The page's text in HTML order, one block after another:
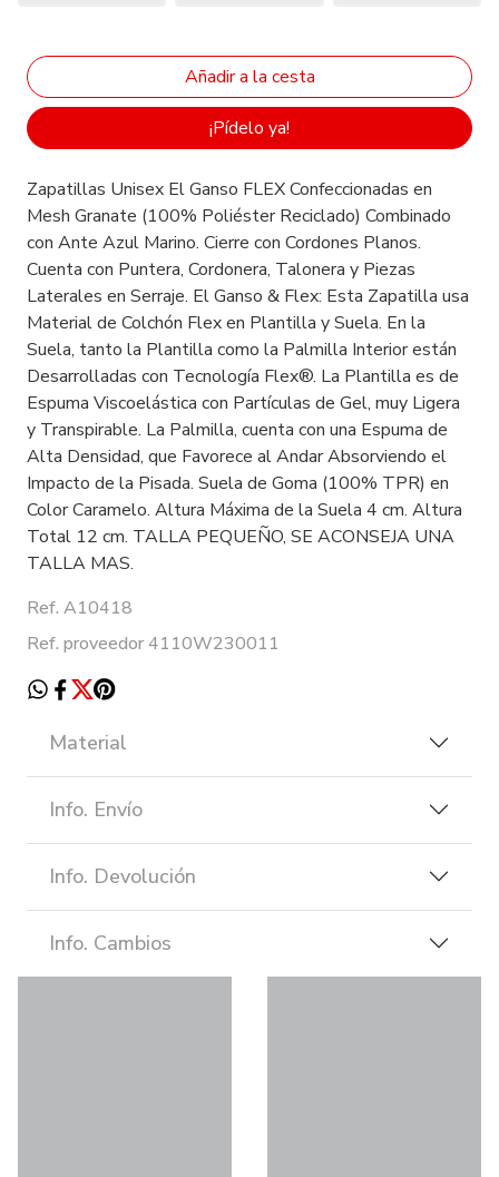
¡Pídelo ya!
Zapatillas Unisex El Ganso FLEX Confeccionadas en
Mesh Granate (100% Poliéster Reciclado) Combinado
con Ante Azul Marino. Cierre con Cordones Planos.
Cuenta con Puntera, Cordonera, Talonera y Piezas
Laterales en Serraje. El Ganso & Flex: Esta Zapatilla usa
Material de Colchón Flex en Plantilla y Suela. En la
Suela, tanto la Plantilla como la Palmilla Interior están
Desarrolladas con Tecnología Flex®. La Plantilla es de
Espuma Viscoelástica con Partículas de Gel, muy Ligera
y Transpirable. La Palmilla, cuenta con una Espuma de
Alta Densidad, que Favorece al Andar Absorviendo el
Impacto de la Pisada. Suela de Goma (100% TPR) en
Color Caramelo. Altura Máxima de la Suela 4 cm. Altura
Total 12 cm. TALLA PEQUEÑO, SE ACONSEJA UNA
TALLA MAS.
Ref. A10418
Ref. proveedor 4110W230011
Material
Info. Envío
Info. Devolución
Info. Cambios